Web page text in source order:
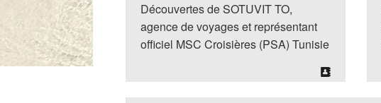
Découvertes de SOTUVIT TO,
agence de voyages et représentant
officiel MSC Croisières (PSA) Tunisie